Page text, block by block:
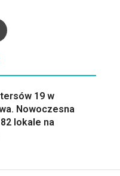
19 w
Nowoczesna
lokale na